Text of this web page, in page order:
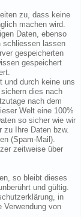
zu, dass keine
machen wird.
Daten, ebenso
schliessen lassen
gespeicherten
gespeichert
und durch keine uns
dies nach
nach dem
Welt eine 100%
so sicher wie wir
zu Ihre Daten bzw.
(Spam-Mail).
zeitweise über
so bleibt dieses
und gültig.
in
Verwendung von